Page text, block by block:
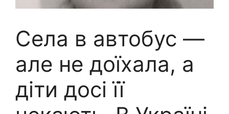
Села в автобус —
але не доїхала, а
діти досі її